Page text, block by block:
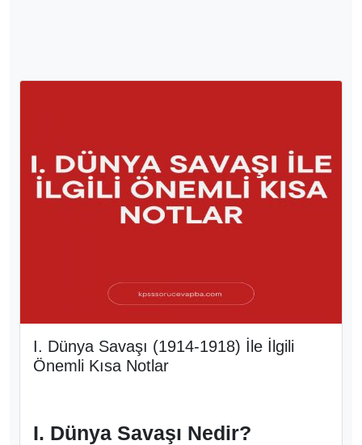
I. Dünya Savaşı (1914-1918) İle İlgili
Önemli Kısa Notlar
I. Dünya Savaşı Nedir?